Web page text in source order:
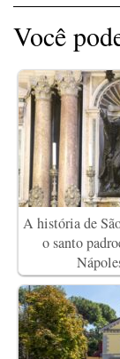
Você
A história de
o santo